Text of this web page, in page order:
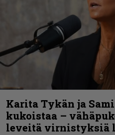
Karita Tykän ja
kukoistaa –
leveitä virnistyksiä